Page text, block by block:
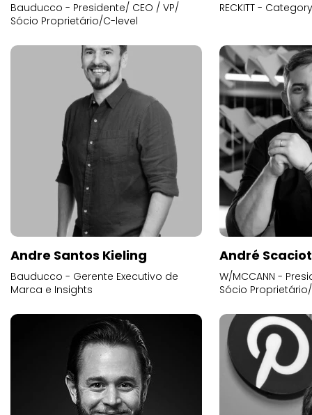
Bauducco - Presidente/ CEO / VP/
Sócio Proprietário/C-level
RECKITT -
Andre Santos Kieling
Bauducco - Gerente Executivo de
Marca e Insights
André
W/MCCANN -
Sócio